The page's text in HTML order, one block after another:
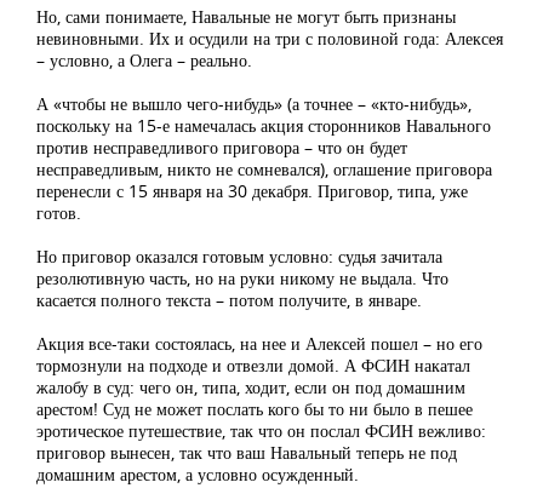
Но, сами понимаете, Навальные не могут быть признаны
невиновными. Их и осудили на три с половиной года: Алексея
– условно, а Олега – реально.
А «чтобы не вышло чего-нибудь» (а точнее – «кто-нибудь»,
поскольку на 15-е намечалась акция сторонников Навального
против несправедливого приговора – что он будет
несправедливым, никто не сомневался), оглашение приговора
перенесли с 15 января на 30 декабря. Приговор, типа, уже
готов.
Но приговор оказался готовым условно: судья зачитала
резолютивную часть, но на руки никому не выдала. Что
касается полного текста – потом получите, в январе.
Акция все-таки состоялась, на нее и Алексей пошел – но его
тормознули на подходе и отвезли домой. А ФСИН накатал
жалобу в суд: чего он, типа, ходит, если он под домашним
арестом! Суд не может послать кого бы то ни было в пешее
эротическое путешествие, так что он послал ФСИН вежливо:
приговор вынесен, так что ваш Навальный теперь не под
домашним арестом, а условно осужденный.